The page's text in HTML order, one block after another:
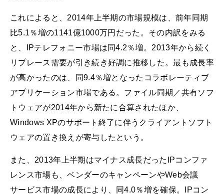
これによると、2014年上半期の市場規模は、前年同期
比5.1％増の1141億1000万円だった。その内訳をみる
と、IPテレフォニー市場は同4.2％増。2013年から続く
リプレース需要が引き続き好調に推移した。最も成長率
が高かったのは、同9.4％増となったコラボレーティブ
アプリケーション市場である。ファイル同期／共有ソフ
トウェアが2014年から新たに合算されたほか、
Windows XPのサポート終了に伴うクライアントソフト
ウェアの置き換えが寄与したという。
また、2013年上半期はマイナス成長だったIPコンファ
レンス市場も、ベンダーのキャンペーンやWeb会議
サービス市場の成長により、同4.0％増を確保。IPコン